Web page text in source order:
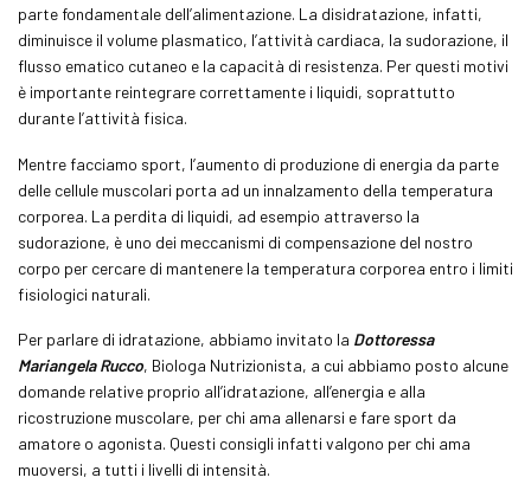
parte fondamentale dell’alimentazione. La disidratazione, infatti,
diminuisce il volume plasmatico, l’attività cardiaca, la sudorazione, il
flusso ematico cutaneo e la capacità di resistenza. Per questi motivi
è importante reintegrare correttamente i liquidi, soprattutto
durante l’attività fisica.
Mentre facciamo sport, l’aumento di produzione di energia da parte
delle cellule muscolari porta ad un innalzamento della temperatura
corporea. La perdita di liquidi, ad esempio attraverso la
sudorazione, è uno dei meccanismi di compensazione del nostro
corpo per cercare di mantenere la temperatura corporea entro i limiti
fisiologici naturali.
Per parlare di idratazione, abbiamo invitato la Dottoressa
Mariangela Rucco, Biologa Nutrizionista, a cui abbiamo posto alcune
domande relative proprio all’idratazione, all’energia e alla
ricostruzione muscolare, per chi ama allenarsi e fare sport da
amatore o agonista. Questi consigli infatti valgono per chi ama
muoversi, a tutti i livelli di intensità.